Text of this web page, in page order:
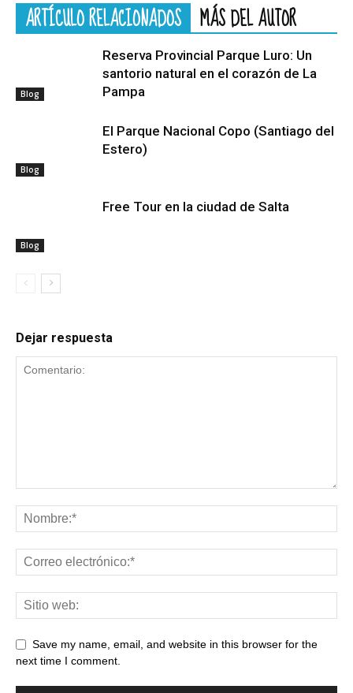
ARTÍCULO RELACIONADOS MÁS DEL AUTOR
Blog
Reserva Provincial Parque Luro: Un
santorio natural en el corazón de La
Pampa
Blog
El Parque Nacional Copo (Santiago del
Estero)
Blog
Free Tour en la ciudad de Salta
Dejar respuesta
Save my name, email, and website in this browser for the
next time I comment.